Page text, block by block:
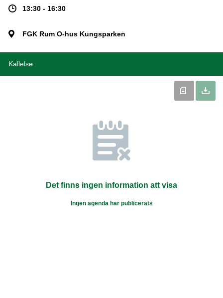
13:30 - 16:30
FGK Rum O-hus Kungsparken
Kallelse
Det finns ingen information att visa
Ingen agenda har publicerats